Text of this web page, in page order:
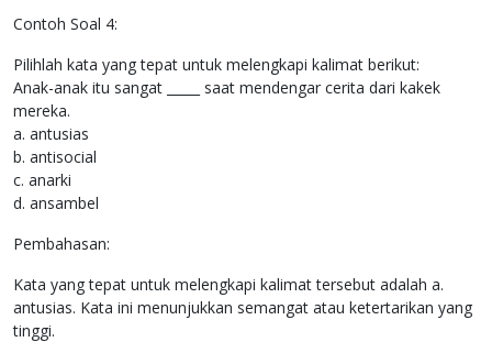
Contoh Soal 4:
Pilihlah kata yang tepat untuk melengkapi kalimat berikut:
Anak-anak itu sangat _____ saat mendengar cerita dari kakek
mereka.
a. antusias
b. antisocial
c. anarki
d. ansambel
Pembahasan:
Kata yang tepat untuk melengkapi kalimat tersebut adalah a.
antusias. Kata ini menunjukkan semangat atau ketertarikan yang
tinggi.